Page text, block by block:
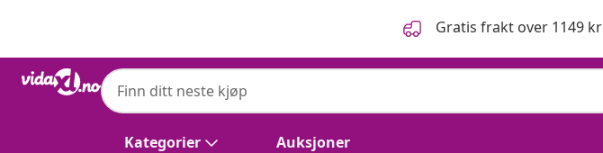
Gratis frakt over 1149 kr
Kategorier Auksjoner